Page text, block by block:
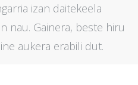
izan daitekeela
nau. Gainera, beste hiru
aukera erabili dut.